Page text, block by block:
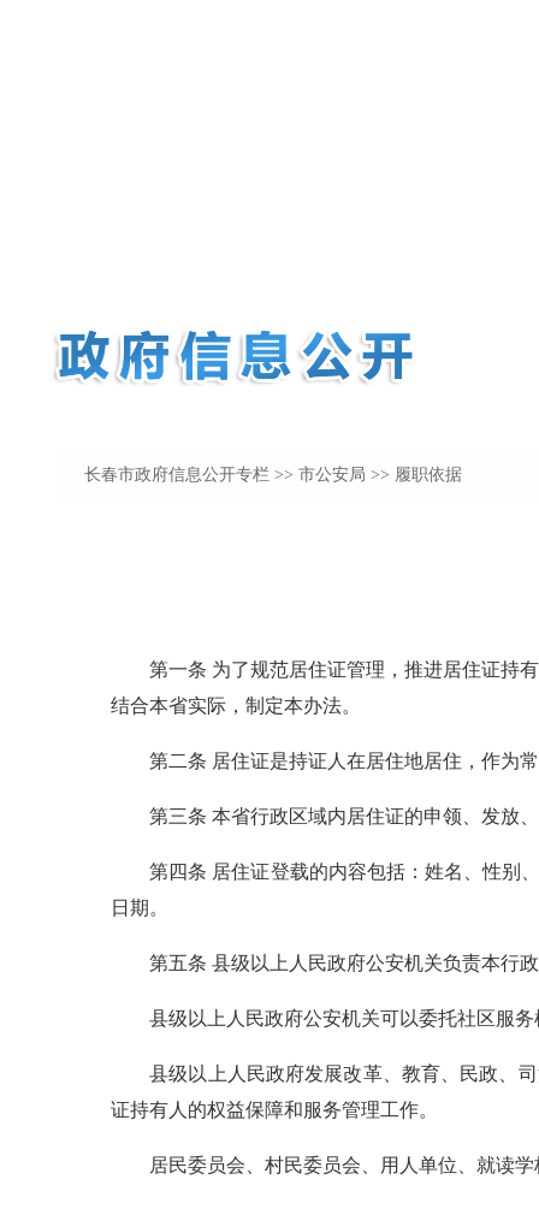
长春市政府信息公开专栏 >> 市公安局 >> 履职依据
第一条 为了规范居住证管理，推进居住证持有
结合本省实际，制定本办法。
第二条 居住证是持证人在居住地居住，作为常
第三条 本省行政区域内居住证的申领、发放、
第四条 居住证登载的内容包括：姓名、性别、
日期。
第五条 县级以上人民政府公安机关负责本行政
县级以上人民政府公安机关可以委托社区服务
县级以上人民政府发展改革、教育、民政、司
证持有人的权益保障和服务管理工作。
居民委员会、村民委员会、用人单位、就读学